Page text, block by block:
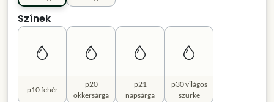
Színek
p10 fehér
p20
okkersárga
p21
napsárga
p30 világos
szürke